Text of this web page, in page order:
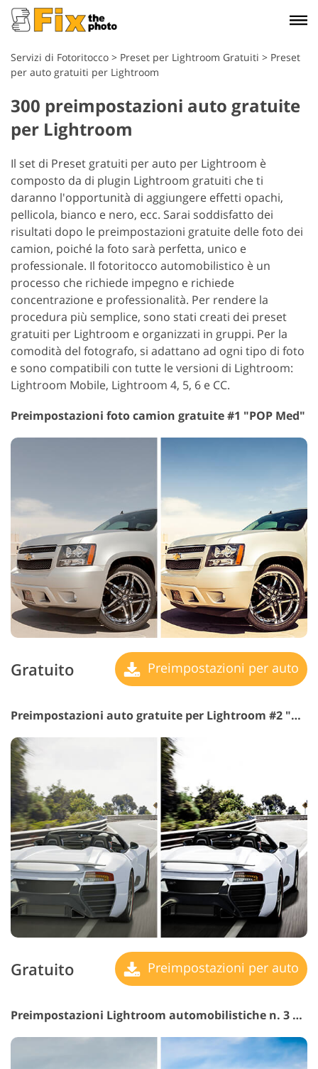
Servizi di Fotoritocco > Preset per Lightroom Gratuiti > Preset
per auto gratuiti per Lightroom
300 preimpostazioni auto gratuite
per Lightroom
Il set di Preset gratuiti per auto per Lightroom è
composto da di plugin Lightroom gratuiti che ti
daranno l'opportunità di aggiungere effetti opachi,
pellicola, bianco e nero, ecc. Sarai soddisfatto dei
risultati dopo le preimpostazioni gratuite delle foto dei
camion, poiché la foto sarà perfetta, unico e
professionale. Il fotoritocco automobilistico è un
processo che richiede impegno e richiede
concentrazione e professionalità. Per rendere la
procedura più semplice, sono stati creati dei preset
gratuiti per Lightroom e organizzati in gruppi. Per la
comodità del fotografo, si adattano ad ogni tipo di foto
e sono compatibili con tutte le versioni di Lightroom:
Lightroom Mobile, Lightroom 4, 5, 6 e CC.
Preimpostazioni foto camion gratuite #1 "POP Med"
Gratuito Preimpostazioni per auto
Preimpostazioni auto gratuite per Lightroom #2 "Med Clarity"
Gratuito Preimpostazioni per auto
Preimpostazioni Lightroom automobilistiche n. 3 "Car HDR"